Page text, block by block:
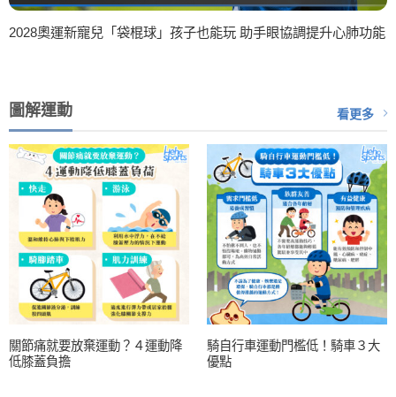
2028奧運新寵兒「袋棍球」孩子也能玩 助手眼協調提升心肺功能
圖解運動 看更多
關節痛就要放棄運動？４運動降
低膝蓋負擔
騎自行車運動門檻低！騎車３大
優點